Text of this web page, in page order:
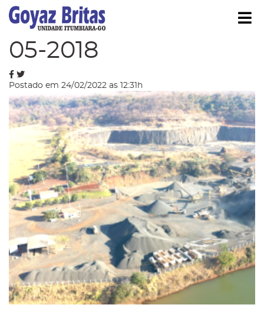
Ocultar Submenu
Blog
05-2018
Postado em 24/02/2022 as 12:31h